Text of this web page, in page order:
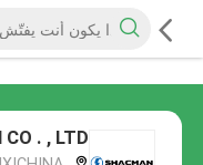
CO . , LTD